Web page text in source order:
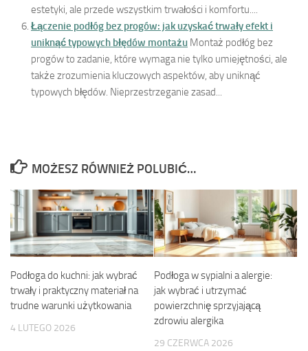
estetyki, ale przede wszystkim trwałości i komfortu....
Łączenie podłóg bez progów: jak uzyskać trwały efekt i
uniknąć typowych błędów montażu Montaż podłóg bez
progów to zadanie, które wymaga nie tylko umiejętności, ale
także zrozumienia kluczowych aspektów, aby uniknąć
typowych błędów. Nieprzestrzeganie zasad...
MOŻESZ RÓWNIEŻ POLUBIĆ…
Podłoga do kuchni: jak wybrać
trwały i praktyczny materiał na
trudne warunki użytkowania
4 LUTEGO 2026
Podłoga w sypialni a alergie:
jak wybrać i utrzymać
powierzchnię sprzyjającą
zdrowiu alergika
29 CZERWCA 2026